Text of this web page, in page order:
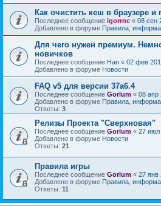
Как очистить кеш в браузере
Последнее сообщение igorrnc « 08 сен
Добавлено в форуме Правила,
Для чего нужен премиум.
новичков
Последнее сообщение Han « 02 фев
Добавлено в форуме Новости
FAQ v5 для версии 37a6.4
Последнее сообщение Gorlum « 08 апр
Добавлено в форуме Правила,
Ответы: 3
Релизы Проекта "Сверхновая"
Последнее сообщение Gorlum « 27 июл
Добавлено в форуме Новости
Ответы: 21
Правила игры
Последнее сообщение Gorlum « 27 янв
Добавлено в форуме Правила,
Ответы: 11